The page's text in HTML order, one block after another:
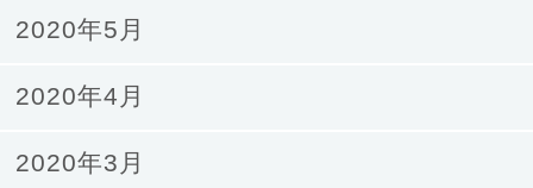
2020年5月
2020年4月
2020年3月